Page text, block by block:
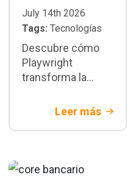
July 14th 2026
Tags: Tecnologías
Descubre cómo
Playwright
transforma la
pruebas E2E:
paralelización,
buenas prácticas y
Leer más